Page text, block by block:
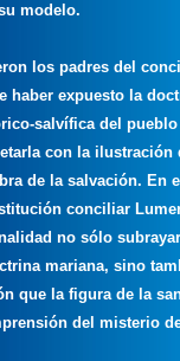
modelo.
los padres del
haber expuesto la
salvífica del pueblo
con la ilustración
de la salvación. En
conciliar
no sólo
mariana, sino
que la figura de la
del misterio